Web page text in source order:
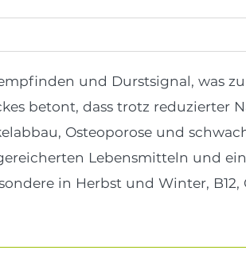
und Durstsignal, was
betont, dass trotz reduzierter
Osteoporose und
Lebensmitteln und
in Herbst und Winter, B12,